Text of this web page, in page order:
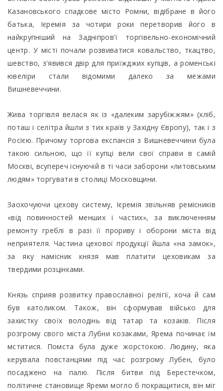
Казановського спадкове місто Ромни, відібране в його
батька, Ієремія за чотири роки перетворив його в
найкрупніший на Задніпров'ї торгівельно-економічний
центр. У місті почали розвиватися ковальство, ткацтво,
шевство, з'явився двір для приїжджих купців, а роменські
ювеліри стали відомими далеко за межами
Вишневеччини.
Жива торгівля велася як із «далеким зарубіжжям» (хліб,
поташ і селітра йшли з тих країв у Західну Європу), так і з
Росією. Причому торгова експансія з Вишневеччини була
такою сильною, що її купці вели свої справи в самій
Москві, всупереч існуючій в ті часи заборони «литовським
людям» торгувати в столиці Московщини.
Заохочуючи цехову систему, Ієремія звільняв ремісників
«від повинностей менших і частих», за виключенням
ремонту греблі в разі її прориву і оборони міста від
неприятеля. Частина цехової продукції йшла «на замок»,
за яку намісник князя мав платити цеховикам за
твердими розцінками.
Князь сприяв розвитку православної релігії, хоча й сам
був католиком. Також, він сформував військо для
захистку своїх володінь від татар та козаків. Після
розгрому свого міста Лубни козаками, Ярема починає їм
мститися. Помста була дуже жорстокою. Людину, яка
керувала повстанцями під час розгрому Лубен, було
посаджено на палю. Після битви під Берестечком,
політичне становище Яреми могло б покращитися, він міг